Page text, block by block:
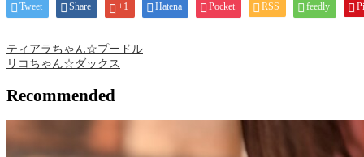
Tweet Share +1 Hatena Pocket RSS feedly
ティアラちゃん☆プードル
リコちゃん☆ダックス
Recommended